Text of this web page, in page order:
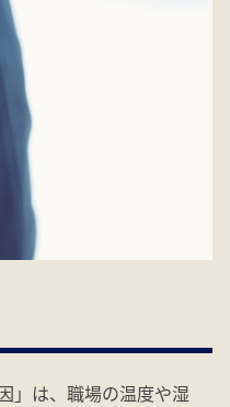
」は、職場の温度や湿